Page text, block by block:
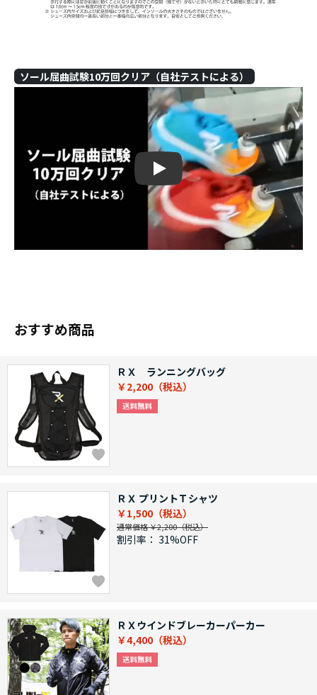
ソール屈曲試験10万回クリア（自社テストによる）
Play
おすすめ商品
ＲＸ ランニングバッグ
￥2,200
ＲＸ プリントＴシャツ
￥1,500
通常価格 ￥2,200
割引率： 31%OFF
ＲＸウインドブレーカーパーカー
￥4,400